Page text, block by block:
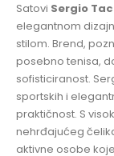
Satovi Sergio
elegantnom
stilom. Brend,
posebno tenisa,
sofisticiranost.
sportskih i
praktičnost. S
nehrđajućeg
aktivne osobe